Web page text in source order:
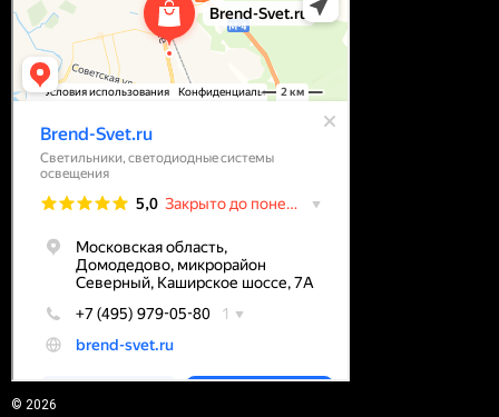
© 2026